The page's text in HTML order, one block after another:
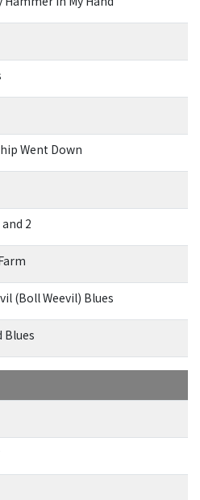
Went Down
2
(Boll Weevil) Blues
Blues